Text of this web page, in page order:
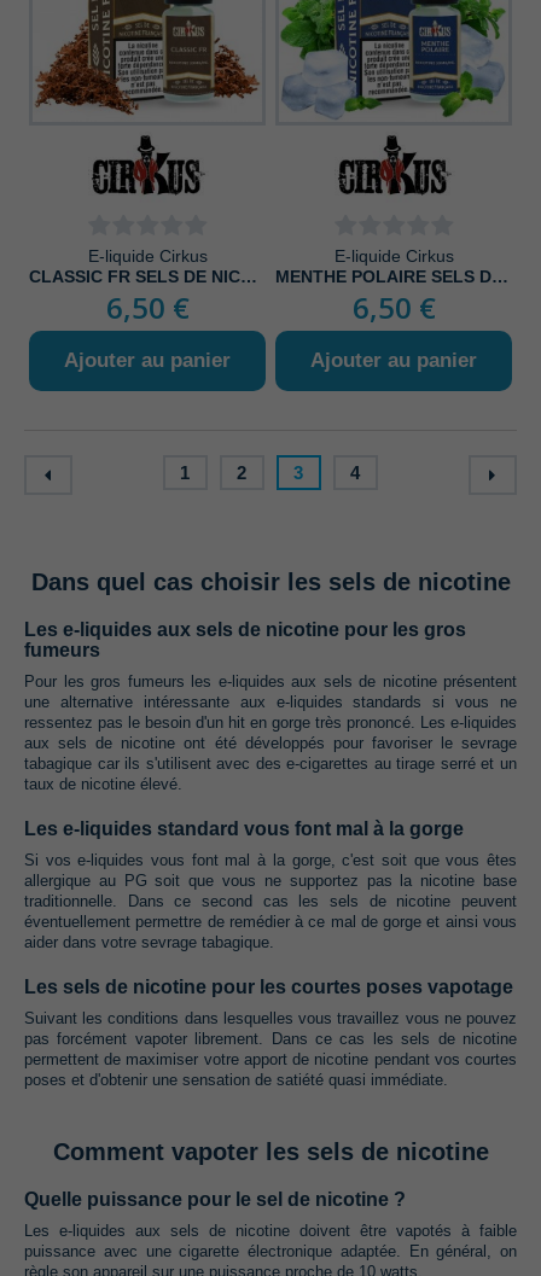
E-liquide Cirkus
CLASSIC FR SELS DE NICOTINE
6,50 €
Ajouter au panier
E-liquide Cirkus
MENTHE POLAIRE SELS DE NICOTINE
6,50 €
Ajouter au panier
1 2 3 4
Dans quel cas choisir les sels de nicotine
Les e-liquides aux sels de nicotine pour les gros
fumeurs
Pour les gros fumeurs les e-liquides aux sels de nicotine présentent
une alternative intéressante aux e-liquides standards si vous ne
ressentez pas le besoin d'un hit en gorge très prononcé. Les e-liquides
aux sels de nicotine ont été développés pour favoriser le sevrage
tabagique car ils s'utilisent avec des e-cigarettes au tirage serré et un
taux de nicotine élevé.
Les e-liquides standard vous font mal à la gorge
Si vos e-liquides vous font mal à la gorge, c'est soit que vous êtes
allergique au PG soit que vous ne supportez pas la nicotine base
traditionnelle. Dans ce second cas les sels de nicotine peuvent
éventuellement permettre de remédier à ce mal de gorge et ainsi vous
aider dans votre sevrage tabagique.
Les sels de nicotine pour les courtes poses vapotage
Suivant les conditions dans lesquelles vous travaillez vous ne pouvez
pas forcément vapoter librement. Dans ce cas les sels de nicotine
permettent de maximiser votre apport de nicotine pendant vos courtes
poses et d'obtenir une sensation de satiété quasi immédiate.
Comment vapoter les sels de nicotine
Quelle puissance pour le sel de nicotine ?
Les e-liquides aux sels de nicotine doivent être vapotés à faible
puissance avec une cigarette électronique adaptée. En général, on
règle son appareil sur une puissance proche de 10 watts.